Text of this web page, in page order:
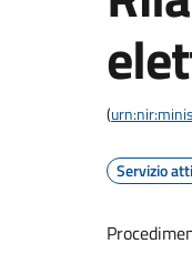
(
Servizio